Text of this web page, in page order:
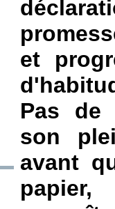
et
Pas de
son
avant
papier,